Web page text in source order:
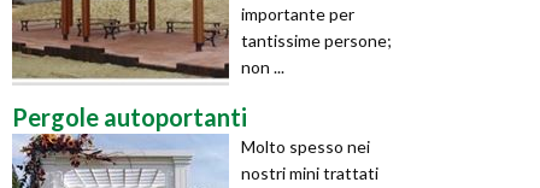
importante per
tantissime persone;
non ...
Pergole autoportanti
Molto spesso nei
nostri mini trattati